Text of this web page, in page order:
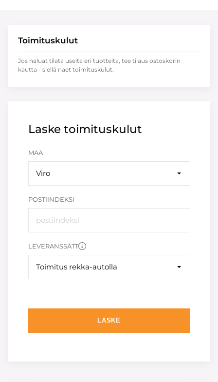
Laske toimituskulut
MAA
Viro
POSTIINDEKSI
LEVERANSSÄTT
Toimitus rekka-autolla
LASKE
Toimituskulut
Jos haluat tilata useita eri tuotteita, tee tilaus ostoskorin
kautta - siellä näet toimituskulut.